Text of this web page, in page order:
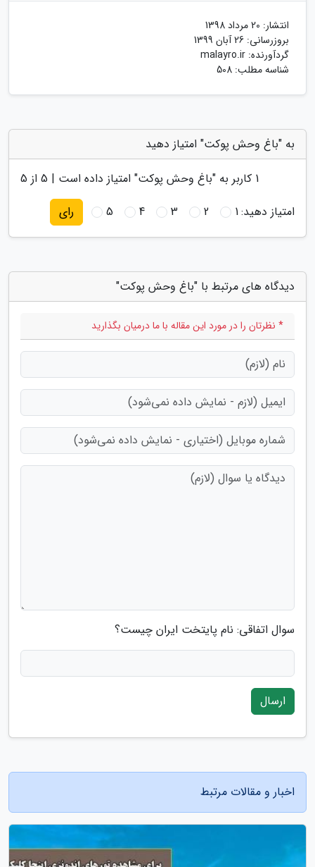
انتشار: 20 مرداد 1398
بروزرسانی: 26 آبان 1399
گردآورنده: malayro.ir
شناسه مطلب: 508
به "باغ وحش پوکت" امتیاز دهید
1 کاربر به "باغ وحش پوکت" امتیاز داده است | 5 از 5
امتیاز دهید:1
2
3
4
5 رای
دیدگاه های مرتبط با "باغ وحش پوکت"
* نظرتان را در مورد این مقاله با ما درمیان بگذارید
سوال اتفاقی: نام پایتخت ایران چیست؟
ارسال
اخبار و مقالات مرتبط